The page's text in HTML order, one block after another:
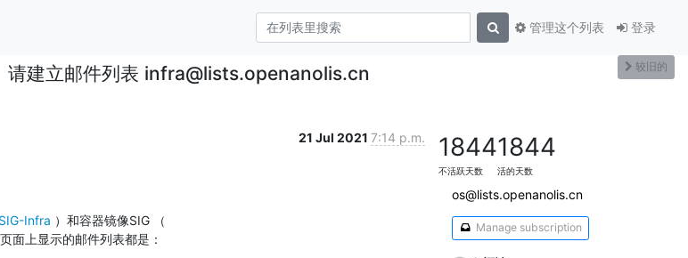
登录
管理这个列表
请建立邮件列表 infra@lists.openanolis.cn 较旧的
21 Jul 2021 7:14 p.m.
Infra
面上显示的邮件列表都是：
1844
不活跃天数
1844
活的天数
os@lists.openanolis.cn
Manage subscription